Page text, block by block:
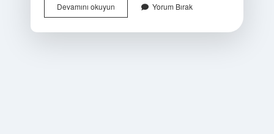
Devamını okuyunSuçun
Mağduru
Yorum Bırak